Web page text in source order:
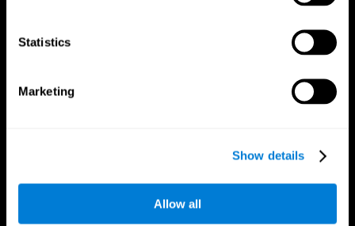
Statistics
Marketing
Show details
Allow all